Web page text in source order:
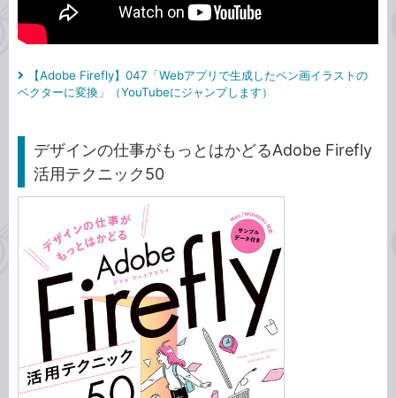
【Adobe Firefly】047「Webアプリで生成したペン画イラストの
ベクターに変換」（YouTubeにジャンプします）
デザインの仕事がもっとはかどるAdobe Firefly
活用テクニック50